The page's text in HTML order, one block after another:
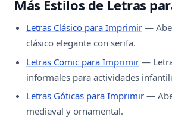
Más Estilos de Letras
Letras Clásico para Imprimir —
clásico elegante con serifa.
Letras Comic para Imprimir —
informales para actividades
Letras Góticas para Imprimir —
medieval y ornamental.